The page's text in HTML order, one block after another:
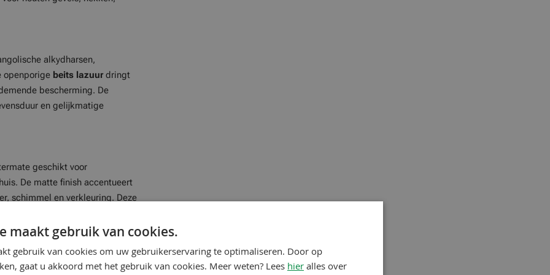
alkydharsen,
openporige beits lazuur dringt
bescherming. De
en gelijkmatige
geschikt voor
De matte finish accentueert
schimmel en verkleuring. Deze
maakt gebruik van cookies.
gebruik van cookies om uw gebruikerservaring te optimaliseren. Door op
gaat u akkoord met het gebruik van cookies. Meer weten? Lees hier alles over